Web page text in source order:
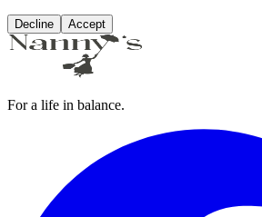
Decline Accept
For a life in balance.